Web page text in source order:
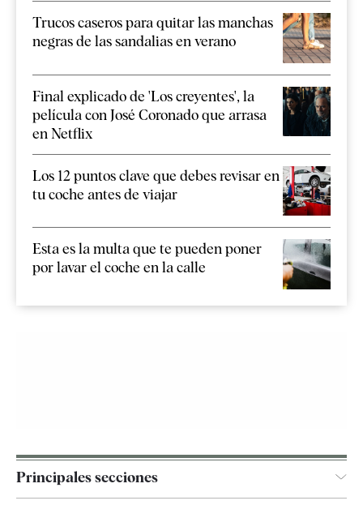
Trucos caseros para quitar las manchas
negras de las sandalias en verano
Final explicado de 'Los creyentes', la
película con José Coronado que arrasa
en Netflix
Los 12 puntos clave que debes revisar en
tu coche antes de viajar
Esta es la multa que te pueden poner
por lavar el coche en la calle
Principales secciones